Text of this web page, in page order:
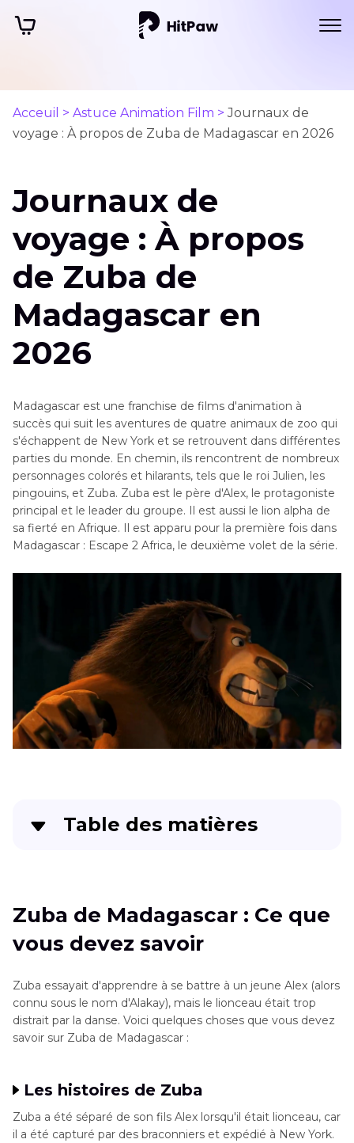
Acceuil > Astuce Animation Film > Journaux de
voyage : À propos de Zuba de Madagascar en 2026
Journaux de
voyage : À propos
de Zuba de
Madagascar en
2026
Madagascar est une franchise de films d'animation à
succès qui suit les aventures de quatre animaux de zoo qui
s'échappent de New York et se retrouvent dans différentes
parties du monde. En chemin, ils rencontrent de nombreux
personnages colorés et hilarants, tels que le roi Julien, les
pingouins, et Zuba. Zuba est le père d'Alex, le protagoniste
principal et le leader du groupe. Il est aussi le lion alpha de
sa fierté en Afrique. Il est apparu pour la première fois dans
Madagascar : Escape 2 Africa, le deuxième volet de la série.
Table des matières
Des douzaines d'effets de voix d'anime en plus
de Zuba
Conclusion
Zuba de Madagascar : Ce que
vous devez savoir
Zuba essayait d'apprendre à se battre à un jeune Alex (alors
connu sous le nom d'Alakay), mais le lionceau était trop
distrait par la danse. Voici quelques choses que vous devez
savoir sur Zuba de Madagascar :
Les histoires de Zuba
Zuba a été séparé de son fils Alex lorsqu'il était lionceau, car
il a été capturé par des braconniers et expédié à New York.